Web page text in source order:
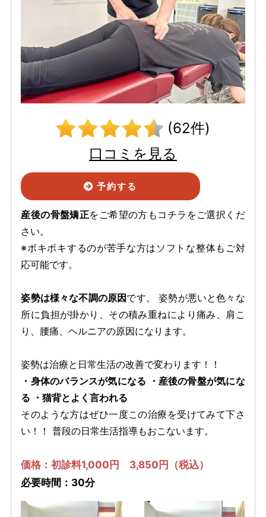
(62件)
口コミを見る
予約する
産後の骨盤矯正をご希望の方もコチラをご選択くだ
さい。
※ボキボキするのが苦手な方はソフトな整体もご対
応可能です。
姿勢は様々な不調の原因 です。 姿勢が悪いと色々な
所に負担が掛かり、その積み重ねにより痛み、肩こ
り、腰痛、ヘルニアの原因になります。
姿勢は治療と日常生活の改善で変わります！！
・身体のバランスが気になる ・産後の骨盤が気にな
る ・猫背とよく言われる
そのような方はぜひ一度この治療を受けてみて下さ
い！！ 普段の日常生活指導もおこないます。
価格：初診料1,000円 3,850円（税込）
必要時間：30分